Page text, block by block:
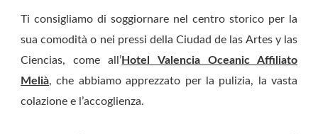
Ti consigliamo di soggiornare nel centro storico per la
sua comodità o nei pressi della Ciudad de las Artes y las
Ciencias, come all’Hotel Valencia Oceanic Affiliato
Melià, che abbiamo apprezzato per la pulizia, la vasta
colazione e l’accoglienza.